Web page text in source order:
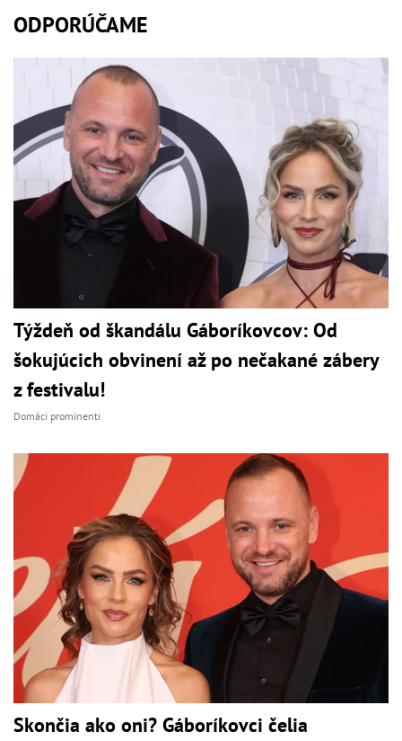
ODPORÚČAME
Týždeň od škandálu Gáboríkovcov: Od
šokujúcich obvinení až po nečakané zábery
z festivalu!
Domáci prominenti
Skončia ako oni? Gáboríkovci čelia